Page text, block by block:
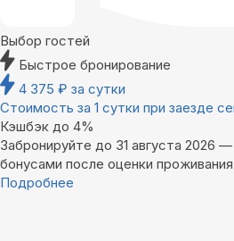
Выбор гостей
Быстрое бронирование
4 375 ₽ за сутки
Стоимость за 1 сутки при заезде
Кэшбэк до 4%
Забронируйте до 31 августа 2026
бонусами после оценки
Подробнее